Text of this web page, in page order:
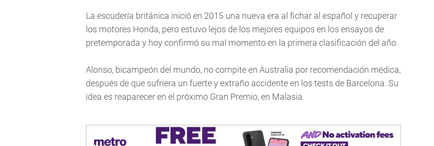
La escudería británica inició en 2015 una nueva era al fichar al español y recuperar
los motores Honda, pero estuvo lejos de los mejores equipos en los ensayos de
pretemporada y hoy confirmó su mal momento en la primera clasificación del año.
Alonso, bicampeón del mundo, no compite en Australia por recomendación médica,
después de que sufriera un fuerte y extraño accidente en los tests de Barcelona. Su
idea es reaparecer en el próximo Gran Premio, en Malasia.